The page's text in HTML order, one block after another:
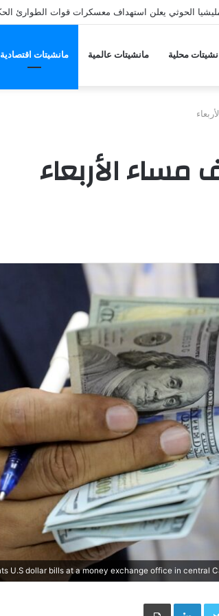
الحوثي يعلن استهداف معسكرات قوات الطوارئ
محلية مانشيتات عالمية مانشيتات اقتصادية
مساء الأربعاء
Twitter
LinkedInطباعة